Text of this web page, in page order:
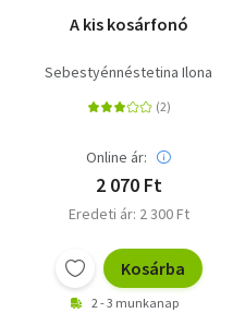
A kis kosárfonó
Sebestyénnéstetina Ilona
Online ár:
2 070 Ft
Eredeti ár: 2 300 Ft
Kosárba
2 - 3 munkanap